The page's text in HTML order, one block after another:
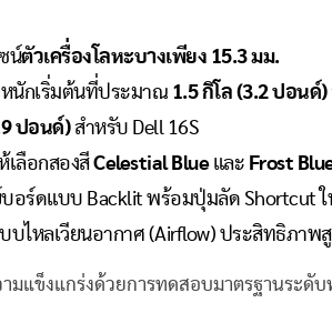
น์ตัวเครื่องโลหะบางเพียง 15.3มม.
นักเริ่มต้นที่ประมาณ 1.5กิโล (3.2ปอนด์)
ปอนด์)สำหรับ Dell 16S
เลือกสองสีCelestial Blueและ Frost
อร์ดแบบ Backlit พร้อมปุ่มลัด Shortcut ใ
บไหลเวียนอากาศ (Airflow) ประสิทธิภาพ
ามแข็งแกร่งด้วยการทดสอบมาตรฐานระ